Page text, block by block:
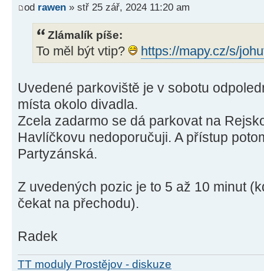
od rawen » stř 25 zář, 2024 11:20 am
Zlámalík píše:
To měl být vtip? https://mapy.cz/s/
Uvedené parkoviště je v sobotu
místa okolo divadla.
Zcela zadarmo se dá parkovat na
Havlíčkovu nedoporučuji. A přístup
Partyzánská.
Z uvedených pozic je to 5 až 10 minut
čekat na přechodu).
Radek
TT moduly Prostějov - diskuze